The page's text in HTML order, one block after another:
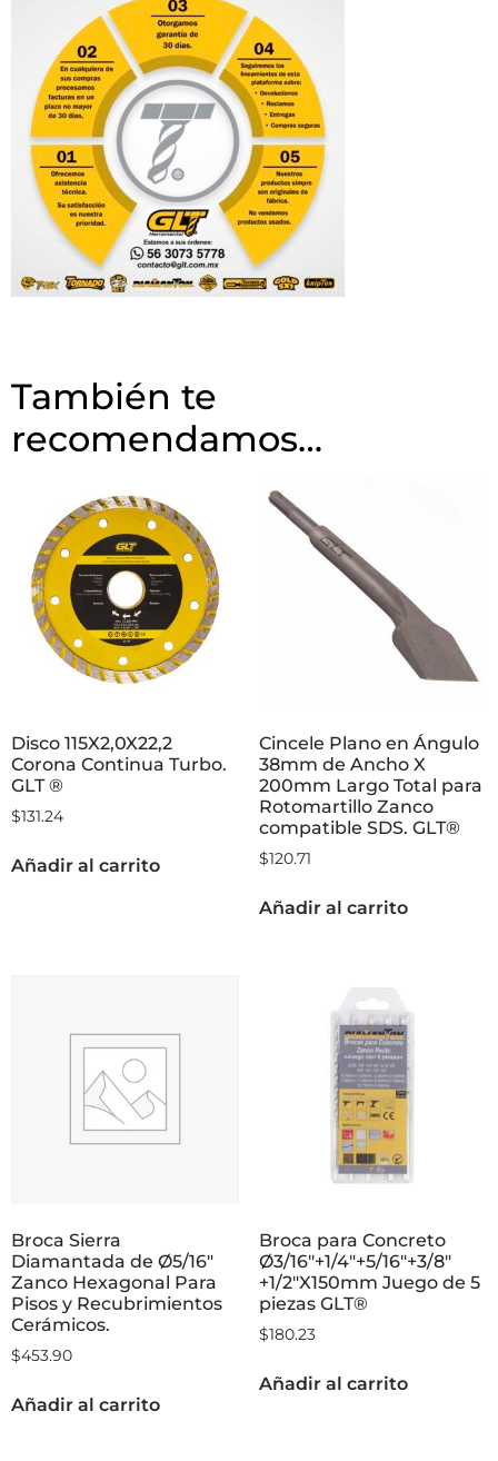
También te
recomendamos…
Disco 115X2,0X22,2
Corona Continua Turbo.
GLT ®
$131.24
Añadir al carrito
Cincele Plano en Ángulo
38mm de Ancho X
200mm Largo Total para
Rotomartillo Zanco
compatible SDS. GLT®
$120.71
Añadir al carrito
Broca Sierra
Diamantada de Ø5/16″
Zanco Hexagonal Para
Pisos y Recubrimientos
Cerámicos.
$453.90
Añadir al carrito
Broca para Concreto
Ø3/16″+1/4″+5/16″+3/8″
+1/2″X150mm Juego de 5
piezas GLT®
$180.23
Añadir al carrito